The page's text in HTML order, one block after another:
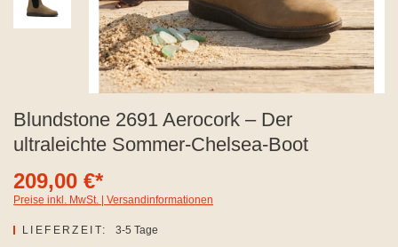
Blundstone 2691 Aerocork – Der
ultraleichte Sommer-Chelsea-Boot
209,00 €*
Preise inkl. MwSt. | Versandinformationen
LIEFERZEIT:
3-5 Tage